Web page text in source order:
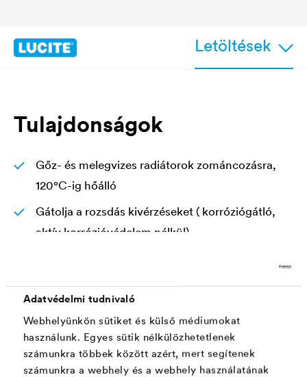
Adatvédelmi tudnivaló
Webhelyünkön sütiket és külső médiumokat
használunk. Egyes sütik nélkülözhetetlenek
számunkra többek között azért, mert segítenek
számunkra a webhely és a webhely használatának
Letöltések
Tulajdonságok
Gőz- és melegvizes radiátorok zománcozásra,
120°C-ig hőálló
Gátolja a rozsdás kivérzéseket ( korróziógátló,
aktív korrózióvédelem nélkül)
Sárgulásmentes, nagyon jól terül, fehér színét
hosszútávúan megőrzi
Környezetbarát VOC és SVOC mentes